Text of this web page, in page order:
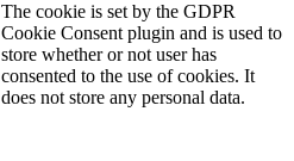
The cookie is set by the GDPR
Cookie Consent plugin and is used to
store whether or not user has
consented to the use of cookies. It
does not store any personal data.